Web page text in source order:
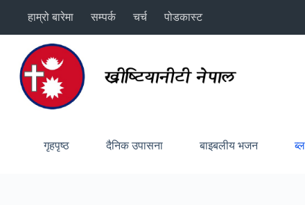
हाम्रो बारेमा सम्पर्क चर्च पोडकास्ट
गृहपृष्ठ दैनिक उपासना बाइबलीय भजन